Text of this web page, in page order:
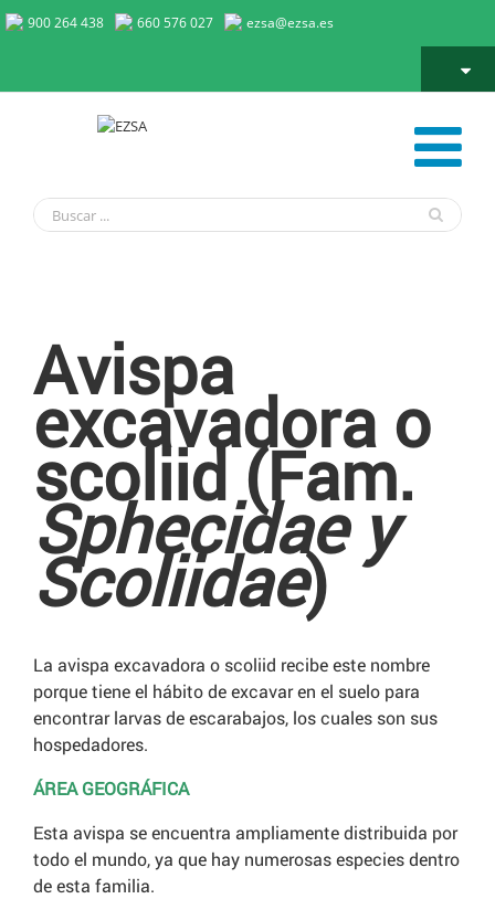
900 264 438 660 576 027 ezsa@ezsa.es
Avispa
excavadora o
scoliid (Fam.
Sphecidae y
Scoliidae)
La avispa excavadora o scoliid recibe este nombre
porque tiene el hábito de excavar en el suelo para
encontrar larvas de escarabajos, los cuales son sus
hospedadores.
ÁREA GEOGRÁFICA
Esta avispa se encuentra ampliamente distribuida por
todo el mundo, ya que hay numerosas especies dentro
de esta familia.